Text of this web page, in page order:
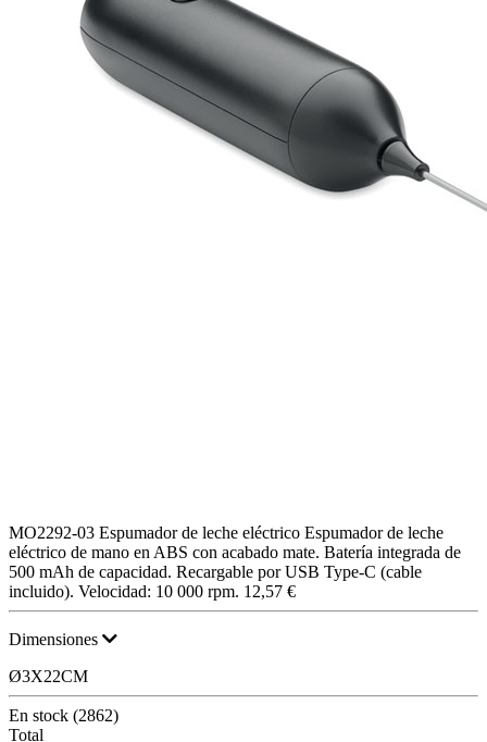
MO2292-03 Espumador de leche eléctrico Espumador de leche
eléctrico de mano en ABS con acabado mate. Batería integrada de
500 mAh de capacidad. Recargable por USB Type-C (cable
incluido). Velocidad: 10 000 rpm. 12,57 €
Dimensiones
Ø3X22CM
En stock (2862)
Total